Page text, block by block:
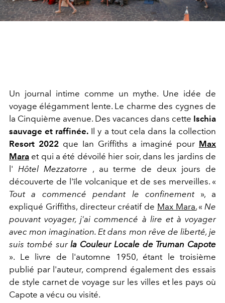
Un journal intime comme un mythe. Une idée de
voyage élégamment lente. Le charme des cygnes de
la Cinquième avenue. Des vacances dans cette Ischia
sauvage et raffinée. Il y a tout cela dans la collection
Resort 2022 que Ian Griffiths a imaginé pour Max
Mara et qui a été dévoilé hier soir, dans les jardins de
l' Hôtel Mezzatorre , au terme de deux jours de
découverte de l'île volcanique et de ses merveilles. «
Tout a commencé pendant le confinement», a
expliqué Griffiths, directeur créatif de Max Mara.« Ne
pouvant voyager, j'ai commencé à lire et à voyager
avec mon imagination. Et dans mon rêve de liberté, je
suis tombé surla Couleur Locale de Truman Capote
». Le livre de l'automne 1950, étant le troisième
publié par l'auteur, comprend également des essais
de style carnet de voyage sur les villes et les pays où
Capote a vécu ou visité.